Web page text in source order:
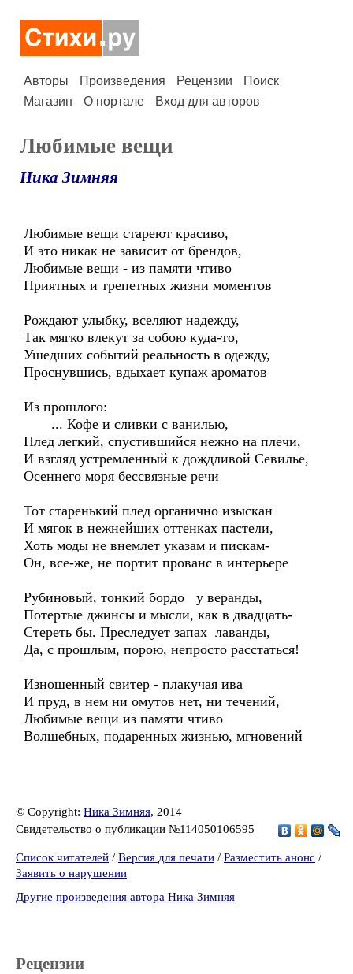
Авторы Произведения Рецензии
Поиск
Магазин
О портале Вход для авторов
Любимые вещи
Ника Зимняя
Любимые вещи стареют красиво,
И это никак не зависит от брендов,
Любимые вещи - из памяти чтиво
Приятных и трепетных жизни моментов
Рождают улыбку, вселяют надежду,
Так мягко влекут за собою куда-то,
Ушедших событий реальность в одежду,
Проснувшись, вдыхает купаж ароматов
Из прошлого:
... Кофе и сливки с ванилью,
Плед легкий, спустившийся нежно на плечи,
И взгляд устремленный к дождливой Севилье,
Осеннего моря бессвязные речи
Тот старенький плед органично изыскан
И мягок в нежнейших оттенках пастели,
Хоть моды не внемлет указам и пискам-
Он, все-же, не портит прованс в интерьере
Рубиновый, тонкий бордо у веранды,
Потертые джинсы и мысли, как в двадцать-
Стереть бы. Преследует запах лаванды,
Да, с прошлым, порою, непросто расстаться!
Изношенный свитер - плакучая ива
И пруд, в нем ни омутов нет, ни течений,
Любимые вещи из памяти чтиво
Волшебных, подаренных жизнью, мгновений
© Copyright: Ника Зимняя, 2014
Свидетельство о публикации №114050106595
Список читателей / Версия для печати / Разместить анонс /
Заявить о нарушении
Другие произведения автора Ника Зимняя
Рецензии